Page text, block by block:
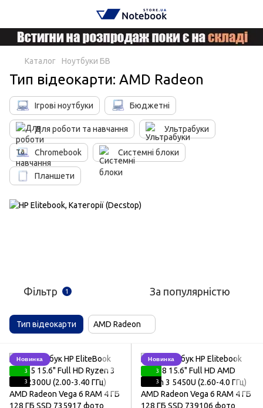
Каталог Ноутбуки БВ
Тип відеокарти: AMD Radeon
Ігрові ноутбуки Бюджетні
Для роботи та навчання Ультрабуки
Chromebook Системні блоки
Планшети
Фільтр 1 За популярністю
Тип відеокарти AMD Radeon
Новинка
3
3
Новинка
3
3